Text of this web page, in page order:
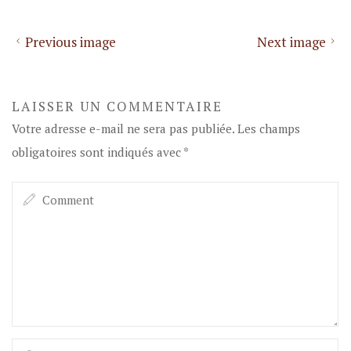
Previous image Next image
LAISSER UN COMMENTAIRE
Votre adresse e-mail ne sera pas publiée. Les champs
obligatoires sont indiqués avec *